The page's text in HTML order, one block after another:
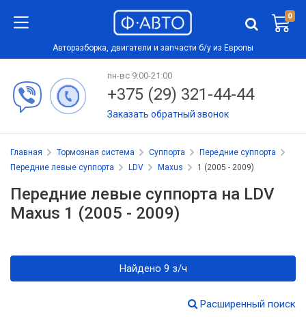
0
Авторазборка, двигатели и запчасти б/у из Европы
пн-вс 9:00-21:00
+375 (29) 321-44-44
Заказать обратный звонок
Главная Тормозная система Суппорта
Передние суппорта
Передние левые суппорта
LDV Maxus 1 (2005 - 2009)
Передние левые суппорта на LDV
Maxus 1 (2005 - 2009)
Найдено 9 з/ч
Расширенный поиск